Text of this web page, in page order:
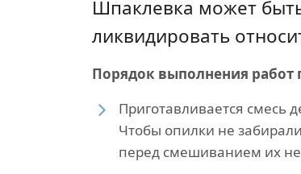
Шпаклевка может
ликвидировать
Порядок выполнения работ
Приготавливается смесь
Чтобы опилки не
перед смешиванием их